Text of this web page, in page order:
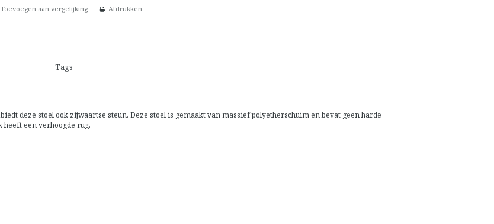
Toevoegen aan vergelijking Afdrukken
Tags
deze stoel ook zijwaartse steun. Deze stoel is gemaakt van massief polyetherschuim en bevat geen harde
een verhoogde rug.